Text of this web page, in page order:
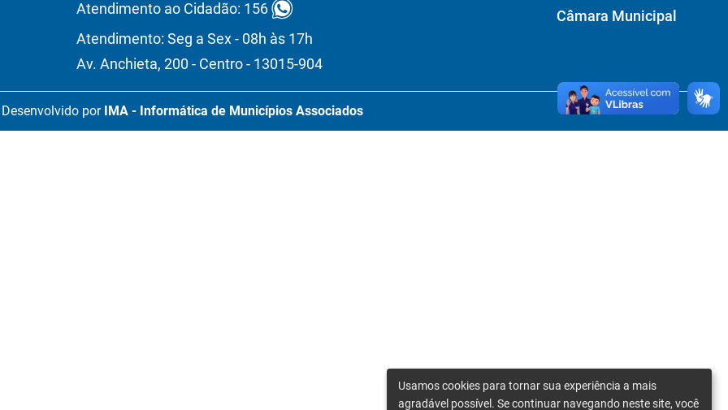
Atendimento ao Cidadão: 156
Atendimento: Seg a Sex - 08h às 17h
Av. Anchieta, 200 - Centro - 13015-904
Câmara Municipal
Desenvolvido por IMA - Informática de Municípios Associados
Usamos cookies para tornar sua experiência a mais
agradável possível. Se continuar navegando neste site, você